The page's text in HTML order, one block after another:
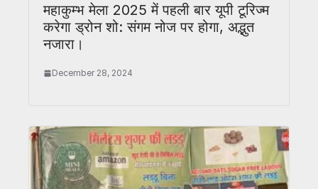
महाकुम्भ मेला 2025 में पहली बार यूपी टूरिज्म
करेगा ड्रोन शो: संगम नोज पर होगा, अद्भुत
नजारा।
December 28, 2024